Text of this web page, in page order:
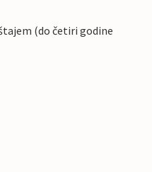
(do četiri godine